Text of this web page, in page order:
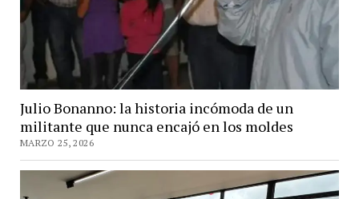
Julio Bonanno: la historia incómoda de un
militante que nunca encajó en los moldes
MARZO 25, 2026